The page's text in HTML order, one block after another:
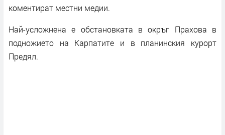
коментират местни медии.
Най-усложнена е обстановката в окръг Прахова в
подножието на Карпатите и в планинския курорт
Предял.